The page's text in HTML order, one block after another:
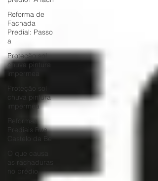
Reforma de
Fachada
Predial: Passo
a
Proteção sol
chuva pintura
impermea
Proteção sol
chuva pintura
impermea
Reformas
Prediais Rua
Castelo da Be
O que causa
as rachaduras
no prédio